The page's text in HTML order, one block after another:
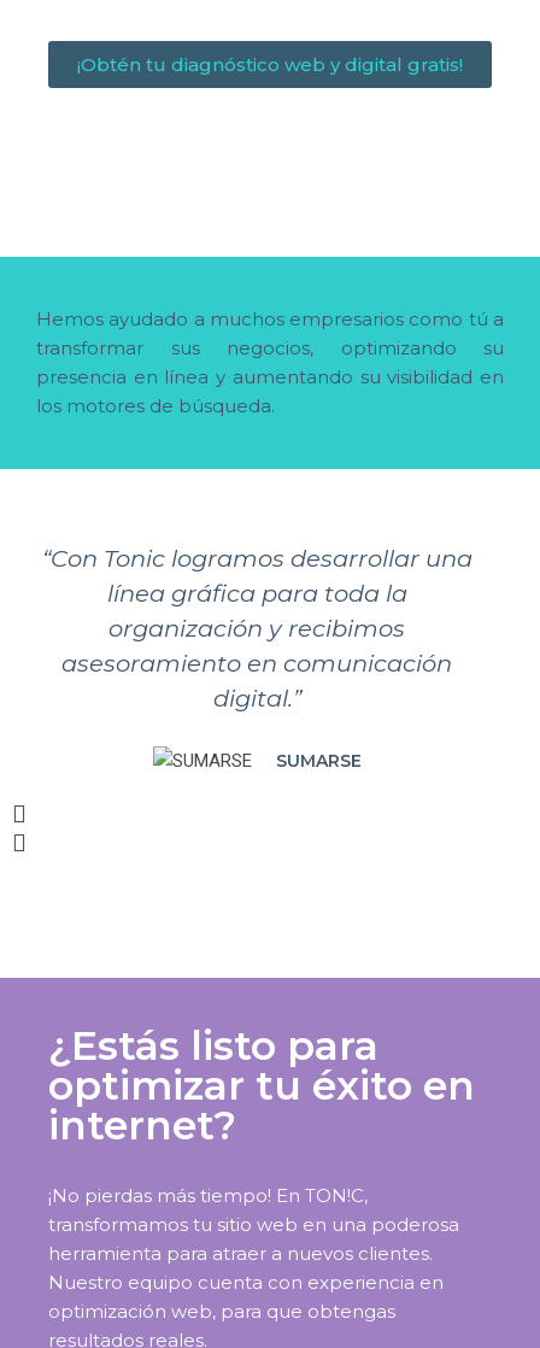
¡Obtén tu diagnóstico web y digital gratis!
Hemos ayudado a muchos empresarios como tú a
transformar sus negocios, optimizando su
presencia en línea y aumentando su visibilidad en
los motores de búsqueda.
“Con Tonic logramos desarrollar una
línea gráfica para toda la
organización y recibimos
asesoramiento en comunicación
digital.”
SUMARSE
¿Estás listo para
optimizar tu éxito en
internet?
¡No pierdas más tiempo! En TON!C,
transformamos tu sitio web en una poderosa
herramienta para atraer a nuevos clientes.
Nuestro equipo cuenta con experiencia en
optimización web, para que obtengas
resultados reales.